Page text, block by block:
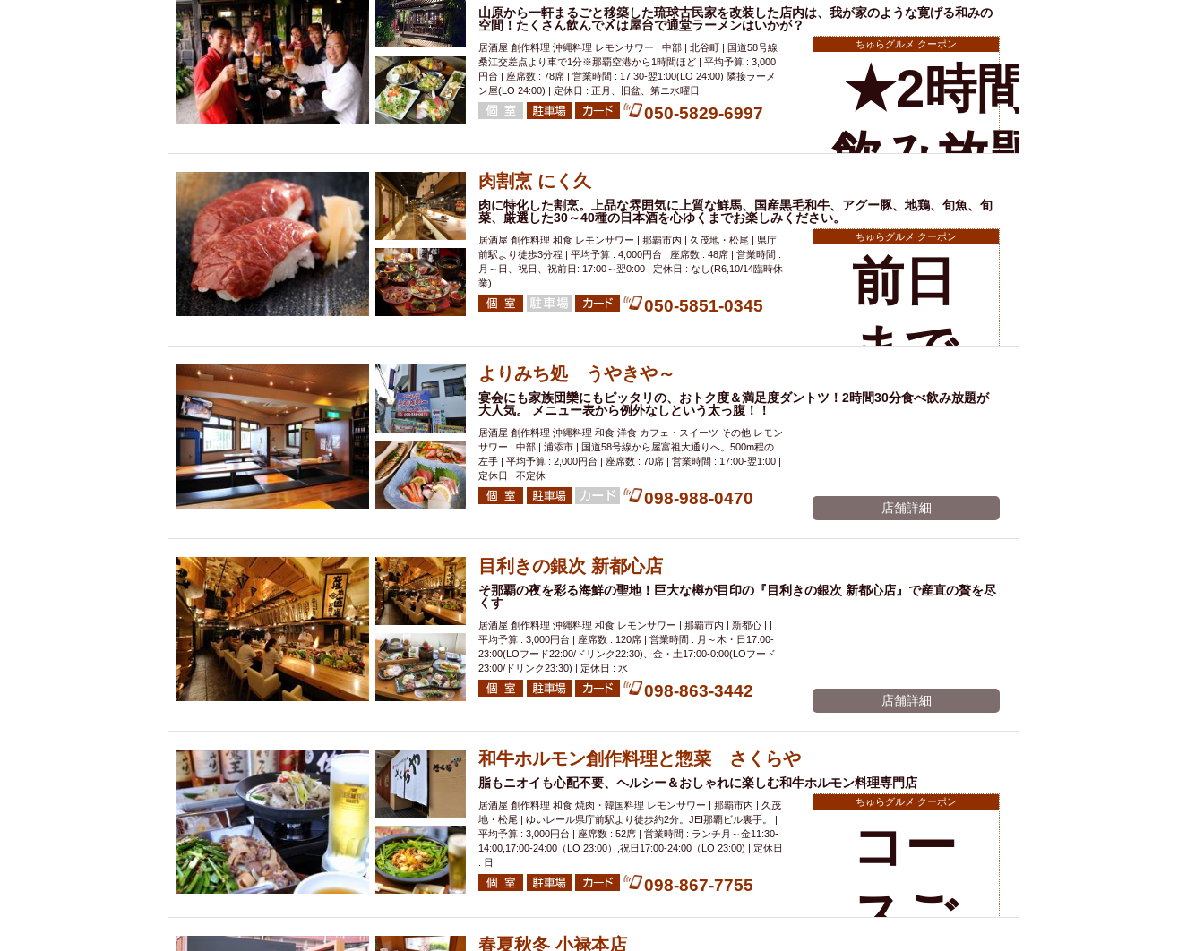
のお
客様
に乾
杯ワ
イン
ボト
レゼ
ント
山原から一軒まるごと移築した琉球古民家を改装した店内は、我が家のような寛げる和みの
空間！たくさん飲んで〆は屋台で通堂ラーメンはいかが？
居酒屋 創作料理 沖縄料理 レモンサワー | 中部 | 北谷町 | 国道58号線
桑江交差点より車で1分※那覇空港から1時間ほど | 平均予算 : 3,000
円台 | 座席数 : 78席 | 営業時間 : 17:30-翌1:00(LO 24:00) 隣接ラーメ
ン屋(LO 24:00) | 定休日 : 正月、旧盆、第ニ水曜日
050-5829-6997
ちゅらグルメ クーポン
★2時間半
飲み放題の
み
￥2500★→
3時間に♪
※有効期限2026年11月06日まで
肉割烹 にく久
肉に特化した割烹。上品な雰囲気に上質な鮮馬、国産黒毛和牛、アグー豚、地鶏、旬魚、旬
菜、厳選した30～40種の日本酒を心ゆくまでお楽しみください。
居酒屋 創作料理 和食 レモンサワー | 那覇市内 | 久茂地・松尾 | 県庁
前駅より徒歩3分程 | 平均予算 : 4,000円台 | 座席数 : 48席 | 営業時間 :
月～日、祝日、祝前日: 17:00～翌0:00 | 定休日 : なし(R6,10/14臨時休
業)
050-5851-0345
ちゅらグルメ クーポン
前日
まで
の予
約で
一品
サー
ビス
よりみち処 うやきや～
宴会にも家族団欒にもピッタリの、おトク度＆満足度ダントツ！2時間30分食べ飲み放題が
大人気。 メニュー表から例外なしという太っ腹！！
居酒屋 創作料理 沖縄料理 和食 洋食 カフェ・スイーツ その他 レモン
サワー | 中部 | 浦添市 | 国道58号線から屋富祖大通りへ。500m程の
左手 | 平均予算 : 2,000円台 | 座席数 : 70席 | 営業時間 : 17:00-翌1:00 |
定休日 : 不定休
098-988-0470 店舗詳細
目利きの銀次 新都心店
そ那覇の夜を彩る海鮮の聖地！巨大な樽が目印の『目利きの銀次 新都心店』で産直の贅を尽
くす
居酒屋 創作料理 沖縄料理 和食 レモンサワー | 那覇市内 | 新都心 | |
平均予算 : 3,000円台 | 座席数 : 120席 | 営業時間 : 月～木・日17:00-
23:00(LOフード22:00/ドリンク22:30)、金・土17:00-0:00(LOフード
23:00/ドリンク23:30) | 定休日 : 水
098-863-3442 店舗詳細
和牛ホルモン創作料理と惣菜 さくらや
脂もニオイも心配不要、ヘルシー＆おしゃれに楽しむ和牛ホルモン料理専門店
居酒屋 創作料理 和食 焼肉・韓国料理 レモンサワー | 那覇市内 | 久茂
地・松尾 | ゆいレール県庁前駅より徒歩約2分。JEI那覇ビル裏手。 |
平均予算 : 3,000円台 | 座席数 : 52席 | 営業時間 : ランチ月～金11:30-
14:00,17:00-24:00（LO 23:00）,祝日17:00-24:00（LO 23:00) | 定休日
: 日
098-867-7755
ちゅらグルメ クーポン
コー
スご
春夏秋冬 小禄本店